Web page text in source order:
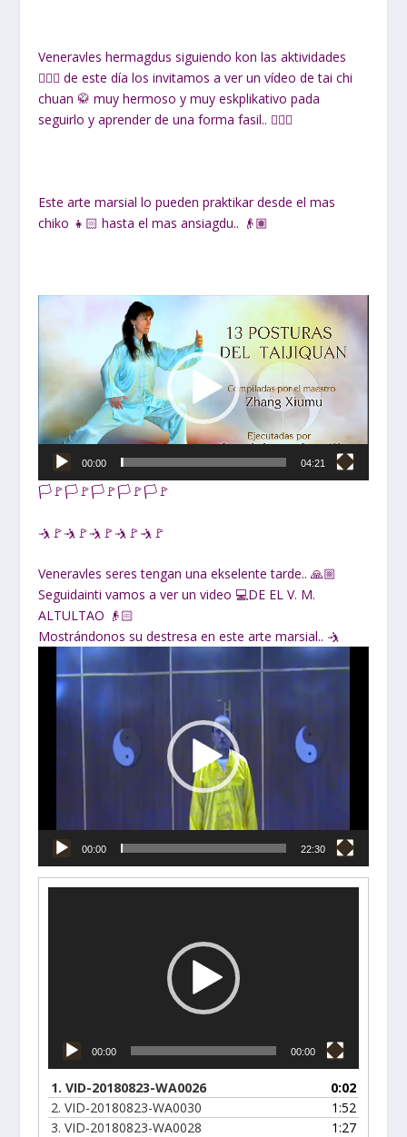
Veneravles hermagdus siguiendo kon las aktividades
🤸🏽‍♀ de este día los invitamos a ver un vídeo de tai chi
chuan 🥋 muy hermoso y muy eskplikativo pada
seguirlo y aprender de una forma fasil.. 🙋🏻‍♂
Este arte marsial lo pueden praktikar desde el mas
chiko 👧🏻 hasta el mas ansiagdu.. 👴🏽
Reproductor
de
00:00 04:21
🏳🚩🏳🚩🏳🚩🏳🚩🏳🚩
🤺🚩🤺🚩🤺🚩🤺🚩🤺🚩
Veneravles seres tengan una ekselente tarde.. 🙏🏼
Seguidainti vamos a ver un video 💻DE EL V. M.
ALTULTAO 👴🏻
Mostrándonos su destresa en este arte marsial.. 🤺
Reproductor
vídeo
00:00 22:30
00:00 00:00
1.VID-20180823-WA0026
0:02
2.VID-20180823-WA0030
1:52
3.VID-20180823-WA0028
1:27